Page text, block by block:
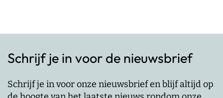
Schrijf je in voor de nieuwsbrief
Schrijf je in voor onze nieuwsbrief en blijf altijd op